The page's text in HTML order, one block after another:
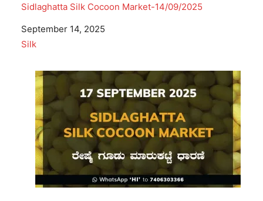
Sidlaghatta Silk Cocoon Market-14/09/2025
Date
September 14, 2025
In relation to
Silk